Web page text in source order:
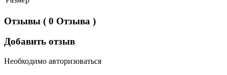
Отзывы ( 0 Отзыва )
Добавить отзыв
Необходимо авторизоваться